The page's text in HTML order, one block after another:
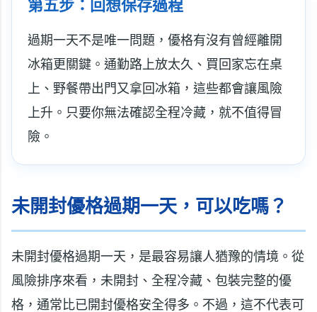
第五步：回想保存過程
過期一天不是唯一問題，優格有沒有曾經離開
冰箱更關鍵。通勤路上放太久、買回家忘在桌
上、野餐帶出門又拿回冰箱，這些都會讓風險
上升。只要你無法確認全程冷藏，就不值得冒
險。
未開封優格過期一天，可以吃嗎？
未開封優格過期一天，是最容易讓人猶豫的情境。從
風險排序來看，未開封、全程冷藏、包裝完整的優
格，通常比已開封優格安全得多。不過，這不代表可